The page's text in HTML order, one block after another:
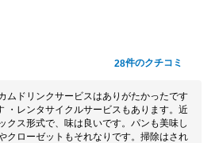
28件のクチコミ
ムドリンクサービスはありがたかったです
・レンタサイクルサービスもあります。近
クス形式で、味は良いです。パンも美味し
クローゼットもそれなりです。掃除はされ